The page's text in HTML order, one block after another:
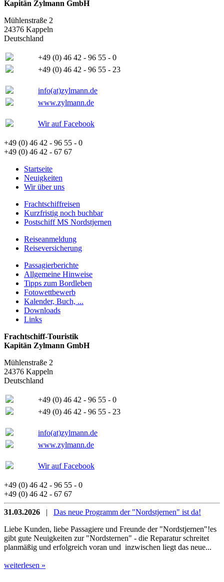
Kapitän Zylmann GmbH
Mühlenstraße 2
24376 Kappeln
Deutschland
+49 (0) 46 42 - 96 55 - 0
+49 (0) 46 42 - 96 55 - 23
info(at)zylmann.de
www.zylmann.de
Wir auf Facebook
+49 (0) 46 42 - 96 55 - 0
+49 (0) 46 42 - 67 67
Startseite
Neuigkeiten
Wir über uns
Frachtschiffreisen
Kurzfristig noch buchbar
Postschiff MS Nordstjernen
Reiseanmeldung
Reiseversicherung
Passagierberichte
Allgemeine Hinweise
Tipps zum Bordleben
Fotowettbewerb
Kalender, Buch, ...
Downloads
Links
Frachtschiff-Touristik
Kapitän Zylmann GmbH
Mühlenstraße 2
24376 Kappeln
Deutschland
+49 (0) 46 42 - 96 55 - 0
+49 (0) 46 42 - 96 55 - 23
info(at)zylmann.de
www.zylmann.de
Wir auf Facebook
+49 (0) 46 42 - 96 55 - 0
+49 (0) 46 42 - 67 67
31.03.2026 | Das neue Programm der "Nordstjernen" ist da!
Liebe Kunden, liebe Passagiere und Freunde der "Nordstjernen"!es
gibt gute Neuigkeiten zur "Nordsternen" - die Reparatur schreitet
planmäßig und erfolgreich voran und inzwischen liegt das neue...
weiterlesen »